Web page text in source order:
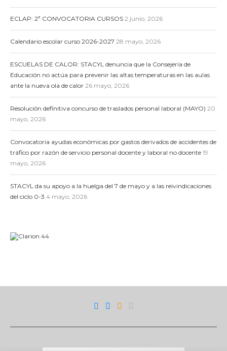
ECLAP: 2ª CONVOCATORIA CURSOS 2 junio, 2026
Calendario escolar curso 2026-2027 28 mayo, 2026
ESCUELAS DE CALOR: STACYL denuncia que la Consejería de
Educación no actúa para prevenir las altas temperaturas en las aulas
ante la nueva ola de calor 26 mayo, 2026
Resolución definitiva concurso de traslados personal laboral (MAYO) 20
mayo, 2026
Convocatoria ayudas económicas por gastos derivados de accidentes de
tráfico por razón de servicio personal docente y laboral no docente 19
mayo, 2026
STACYL da su apoyo a la huelga del 7 de mayo y a las reivindicaciones
del ciclo 0-3 4 mayo, 2026